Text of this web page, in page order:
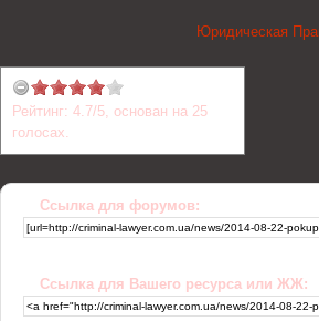
Юридическая
Рейтинг: 4.7/5, основан на 25
голосах.
Ссылка для форумов:
Ссылка для Вашего ресурса или ЖЖ: